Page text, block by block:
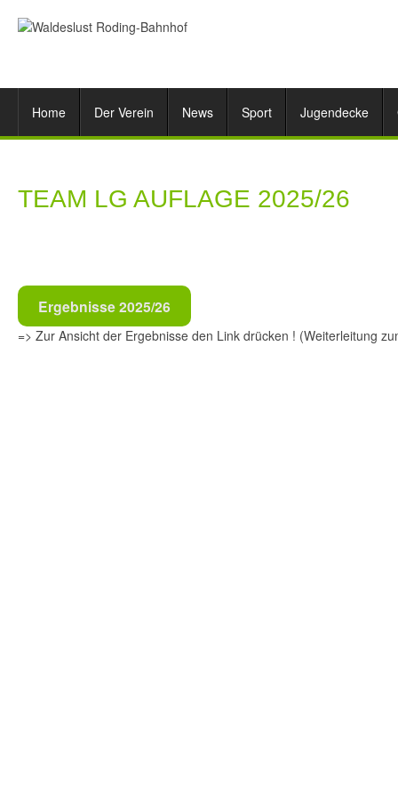
Home Der Verein News Sport Jugendecke
TEAM LG AUFLAGE 2025/26
Ergebnisse 2025/26
=> Zur Ansicht der Ergebnisse den Link drücken ! (Weiterleitung